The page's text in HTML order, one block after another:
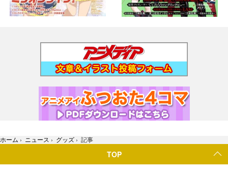
ホーム › ニュース › グッズ › 記事
TOP